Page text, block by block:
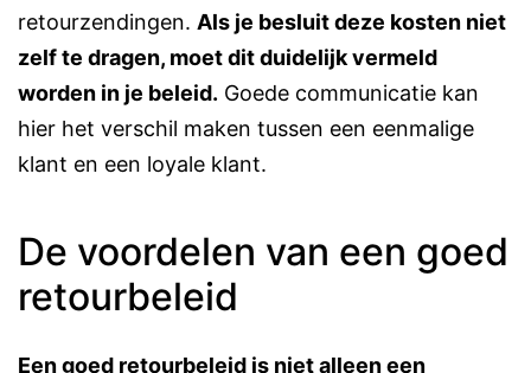
retourzendingen. Als je besluit deze kosten niet
zelf te dragen, moet dit duidelijk vermeld
worden in je beleid​​. Goede communicatie kan
hier het verschil maken tussen een eenmalige
klant en een loyale klant.
De voordelen van een goed
retourbeleid
Een goed retourbeleid is niet alleen een